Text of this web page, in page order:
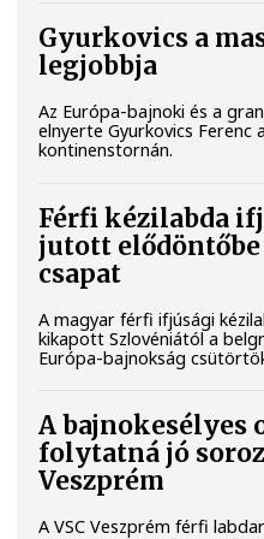
Gyurkovics a
legjobbja
Az Európa-bajnoki és a
elnyerte Gyurkovics Ferenc
kontinenstornán.
Férfi kézilabda
jutott
csapat
A magyar férfi ifjúsági
kikapott Szlovéniától a
Európa-bajnokság
A bajnokesélyes
folytatná jó
Veszprém
A VSC Veszprém férfi